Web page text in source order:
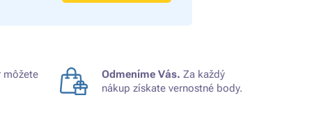
môžete
Odmeníme Vás. Za každý
nákup získate vernostné body.